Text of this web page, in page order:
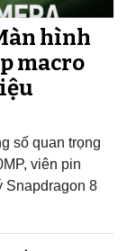
hình
macro
số quan trọng
viên pin
Snapdragon 8